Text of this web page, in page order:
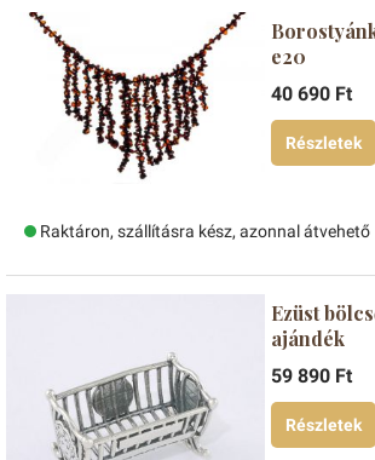
e20
40 690 Ft
Részletek
Raktáron, szállításra kész, azonnal átvehető
Ezüst
ajándék
59 890 Ft
Részletek